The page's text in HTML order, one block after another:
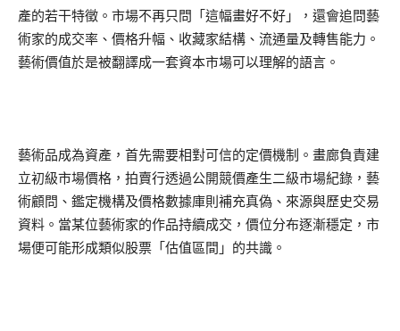
產的若干特徵。市場不再只問「這幅畫好不好」，還會追問藝
術家的成交率、價格升幅、收藏家結構、流通量及轉售能力。
藝術價值於是被翻譯成一套資本市場可以理解的語言。
藝術品成為資產，首先需要相對可信的定價機制。畫廊負責建
立初級市場價格，拍賣行透過公開競價產生二級市場紀錄，藝
術顧問、鑑定機構及價格數據庫則補充真偽、來源與歷史交易
資料。當某位藝術家的作品持續成交，價位分布逐漸穩定，市
場便可能形成類似股票「估值區間」的共識。